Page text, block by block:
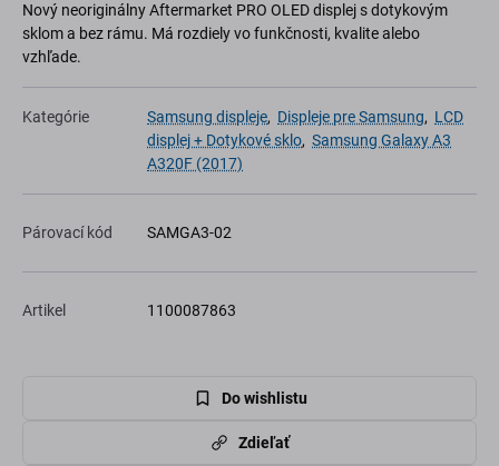
Nový neoriginálny Aftermarket PRO OLED displej s dotykovým
sklom a bez rámu. Má rozdiely vo funkčnosti, kvalite alebo
vzhľade.
Kategórie Samsung displeje, Displeje pre Samsung, LCD
displej + Dotykové sklo, Samsung Galaxy A3
A320F (2017)
Párovací kód SAMGA3-02
Artikel 1100087863
Do wishlistu
Zdieľať